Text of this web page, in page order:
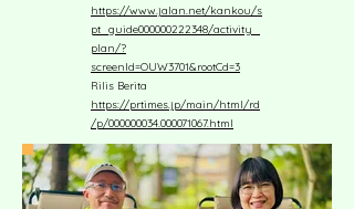
https://www.jalan.net/kankou/s
pt_guide000000222348/activity_
plan/?
screenId=OUW3701&rootCd=3
Rilis Berita
https://prtimes.jp/main/html/rd
/p/000000034.000071067.html